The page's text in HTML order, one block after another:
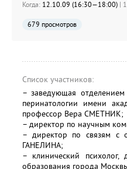
Когда: 12.10.09 (16:30—18:00) |
679 просмотров
Список участников:
– заведующая
перинатологии имени
профессор Вера СМЕТНИК;
– директор по научным
– директор по связям с
ГАНЕЛИНА;
– клинический психолог,
образования города